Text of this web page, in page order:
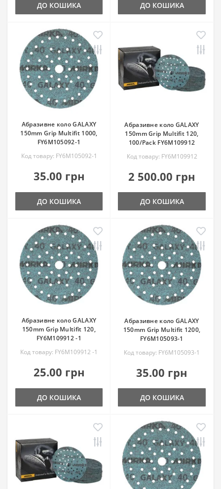
ДО КОШИКА ДО КОШИКА
Абразивне коло GALAXY
150mm Grip Multifit 1000,
FY6M105092-1
Код товару: FY6M105092-1
35.00 грн
ДО КОШИКА
Абразивне коло GALAXY
150mm Grip Multifit 120,
100/Pack FY6M109912
Код товару: FY6M109912
2 500.00 грн
ДО КОШИКА
Абразивне коло GALAXY
150mm Grip Multifit 120,
FY6M109912 -1
Код товару: FY6M109912 -1
25.00 грн
ДО КОШИКА
Абразивне коло GALAXY
150mm Grip Multifit 1200,
FY6M105093-1
Код товару: FY6M105093-1
35.00 грн
ДО КОШИКА